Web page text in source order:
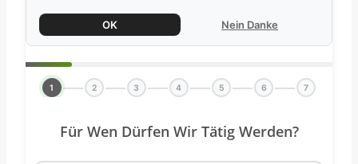
OK Nein Danke
1 2 3 4 5 6 7
Für Wen Dürfen Wir Tätig Werden?